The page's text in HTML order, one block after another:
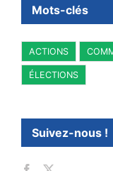
Mots-clés
ACTIONS
ÉLECTIONS
Suivez-nous !